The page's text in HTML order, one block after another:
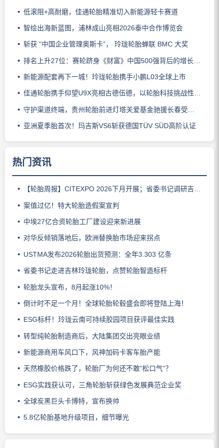
低滚阻+高耐磨，佳通轮胎精准切入新能源轻卡赛道
智绘出海新蓝图，浦林成山亮相2026泰中合作博览会
斩获 “中国企业管理奥斯卡”， 玲珑轮胎蝉联 BMC 大奖
排名上升27位：赛轮跻身《财富》中国500强背后的增长逻辑
新能源配套再下一城！玲珑轮胎携手小鹏L03全球上市
佳通轮胎携手仰望U9X亮相古德伍德，以轮胎科技挑战性能边界
守护渠道终端，贵州轮胎前进灯塔关爱基金驰援长春受灾门店
亚洲夏季胎首次！玛吉斯VS6斩获德国TÜV SÜD高阶认证
热门资讯
【轮胎周报】CITEXPO 2026下月开展；省委书记调研吉林玲珑；佳通推出新能源轻卡轮胎；三角轮胎斩获大奖；中策宣布涨价
案值过亿！特大轮胎造假案宣判
中埃27亿合资轮胎工厂建设迎来新进展
对华反倾销落地后，欧洲替换胎市场迎来拐点
USTMA发布2026轮胎出货预测：全年3.303 亿条
省委书记走进吉林玲珑轮胎，点赞轮胎智造标杆
轮胎龙头宣布，8月起涨10%！
倒计时不足一个月！全球轮胎轮毂盛会即将登陆上海！
ESG标杆！玲珑云南可持续胶园项目获评最佳实践
转型纯轮胎制造商后，大陆集团交出亮眼业绩
新能源商用车风口下，风神加码卡客车胎产能
天然橡胶价格跌了，轮胎厂为何还不敢“松口气”？
ESG实践获认可，三角轮胎斩获绿色发展典范企业奖
全球炭黑巨头卡博特，宣布换帅
5.8亿轮胎基地升级项目，细节曝光